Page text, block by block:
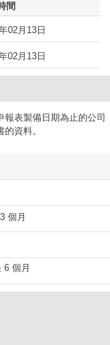
間
02月13日
02月13日
表製備日期為止的公司
資料。
個月
6 個月